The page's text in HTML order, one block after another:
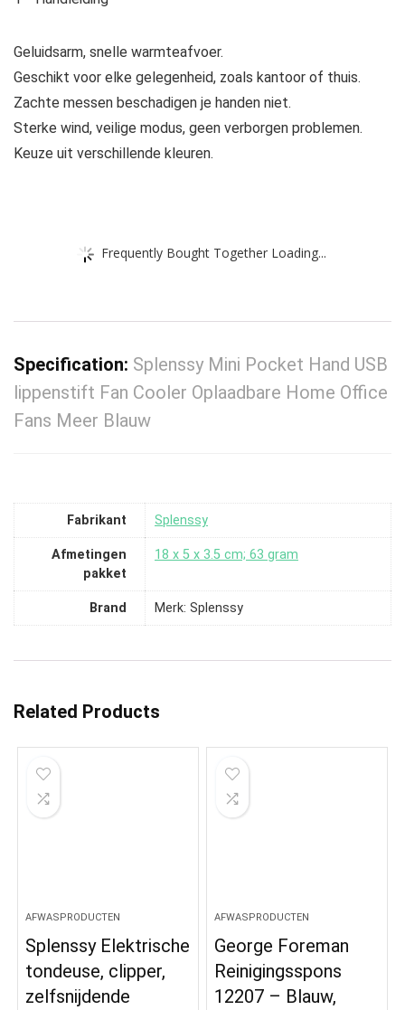
Geluidsarm, snelle warmteafvoer.
Geschikt voor elke gelegenheid, zoals kantoor of thuis.
Zachte messen beschadigen je handen niet.
Sterke wind, veilige modus, geen verborgen problemen.
Keuze uit verschillende kleuren.
Frequently Bought Together Loading...
Specification: Splenssy Mini Pocket Hand USB
lippenstift Fan Cooler Oplaadbare Home Office
Fans Meer Blauw
Fabrikant ‎Splenssy
Afmetingen
pakket
‎18 x 5 x 3.5 cm; 63 gram
Brand Merk: Splenssy
Related Products
AFWASPRODUCTEN
Splenssy Elektrische
tondeuse, clipper,
zelfsnijdende
AFWASPRODUCTEN
George Foreman
Reinigingsspons
12207 – Blauw,